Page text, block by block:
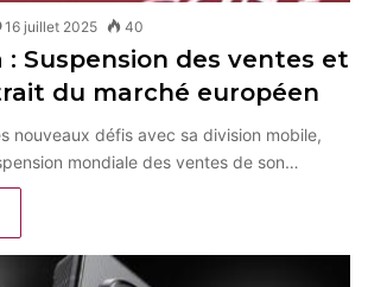
16 juillet 2025 40
: Suspension des ventes et
du marché européen
nouveaux défis avec sa division mobile,
mondiale des ventes de son…